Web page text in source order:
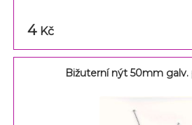
4 Kč
Bižuterní nýt 50mm galv.